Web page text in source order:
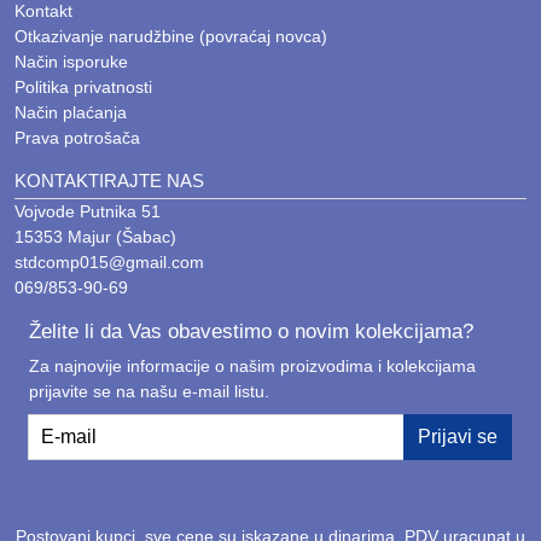
Vaše poslovanje i podaci zaslužuju proverena
rešenja.
Podrška i bezbednost
Naš tim u Šapcu vam je na raspolaganju za sve
nedoumice oko izbora odgovarajuće licence.
Razumemo koliko je bitno da svaki deo vašeg
sistema – od
– funkcioniše u harmoniji sa legalnim softverom.
STD Comp
je vaša sigurna luka kada su u
pitanju softverska rešenja koja zahtevaju
odgovornost, brzinu i pouzdanost.
Istražite našu ponudu i osigurajte svoj softver. STD
Kontakt
Otkazivanje narudžbine (povraćaj novca)
Način isporuke
Politika privatnosti
Način plaćanja
Prava potrošača
KONTAKTIRAJTE NAS
Vojvode Putnika 51
15353 Majur (Šabac)
stdcomp015@gmail.com
069/853-90-69
Želite li da Vas obavestimo o novim kolekcijama?
Za najnovije informacije o našim proizvodima i kolekcijama
prijavite se na našu e-mail listu.
E-mail
Prijavi se
Postovani kupci, sve cene su iskazane u dinarima. PDV uracunat u